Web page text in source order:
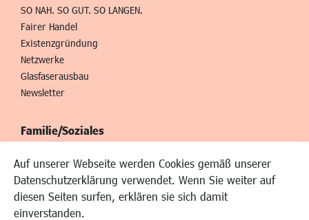
Auf unserer Webseite werden Cookies gemäß unserer
Datenschutzerklärung verwendet. Wenn Sie weiter auf
diesen Seiten surfen, erklären sie sich damit
einverstanden.
SO NAH. SO GUT. SO LANGEN.
Fairer Handel
Existenzgründung
Netzwerke
Glasfaserausbau
Newsletter
Familie/Soziales
Kinderbetreuung
Kinder und Jugend
Institutionen für Familien
Frauen